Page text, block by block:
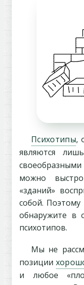
Психотипы,
являются
своеобразными
можно
«зданий»
собой. Поэтому
обнаружите в
психотипов.
Мы не
позиции
и любое